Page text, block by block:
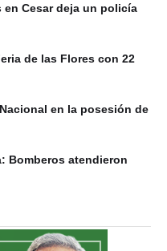
Cesar deja un policía
de las Flores con 22
en la posesión de
Bomberos atendieron